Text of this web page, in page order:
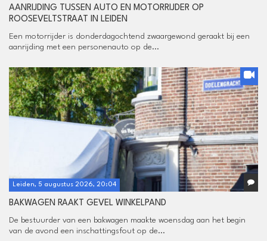
AANRIJDING TUSSEN AUTO EN MOTORRIJDER OP
ROOSEVELTSTRAAT IN LEIDEN
Een motorrijder is donderdagochtend zwaargewond geraakt bij een
aanrijding met een personenauto op de...
Leiden, 5 augustus 2026, 20:04
BAKWAGEN RAAKT GEVEL WINKELPAND
De bestuurder van een bakwagen maakte woensdag aan het begin
van de avond een inschattingsfout op de...